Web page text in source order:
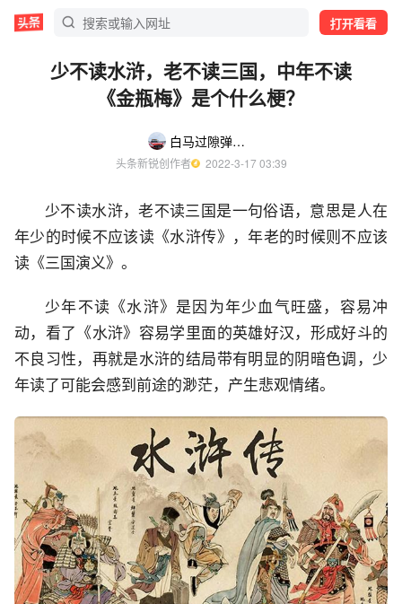
打开看看
少不读水浒，老不读三国，中年不读
《金瓶梅》是个什么梗？
白马过隙弹指间
头条新锐创作者
  2022-3-17 03:39
少不读水浒，老不读三国是一句俗语，意思是人在
年少的时候不应该读《水浒传》，年老的时候则不应该
读《三国演义》。
少年不读《水浒》是因为年少血气旺盛，容易冲
动，看了《水浒》容易学里面的英雄好汉，形成好斗的
不良习性，再就是水浒的结局带有明显的阴暗色调，少
年读了可能会感到前途的渺茫，产生悲观情绪。